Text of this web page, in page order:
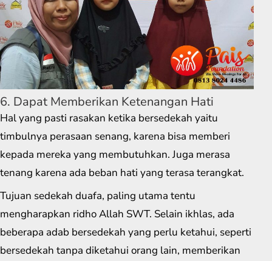
6. Dapat Memberikan Ketenangan Hati
Hal yang pasti rasakan ketika bersedekah yaitu
timbulnya perasaan senang, karena bisa memberi
kepada mereka yang membutuhkan. Juga merasa
tenang karena ada beban hati yang terasa terangkat.
Tujuan sedekah duafa, paling utama tentu
mengharapkan ridho Allah SWT. Selain ikhlas, ada
beberapa adab bersedekah yang perlu ketahui, seperti
bersedekah tanpa diketahui orang lain, memberikan